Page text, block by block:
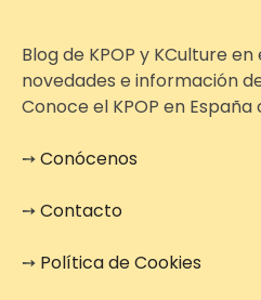
Blog de KPOP y KCulture
novedades e información
Conoce el KPOP en España
➙Conócenos
➙Contacto
➙ Política de Cookies